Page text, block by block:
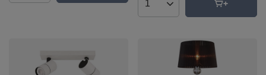
Ilość produktów